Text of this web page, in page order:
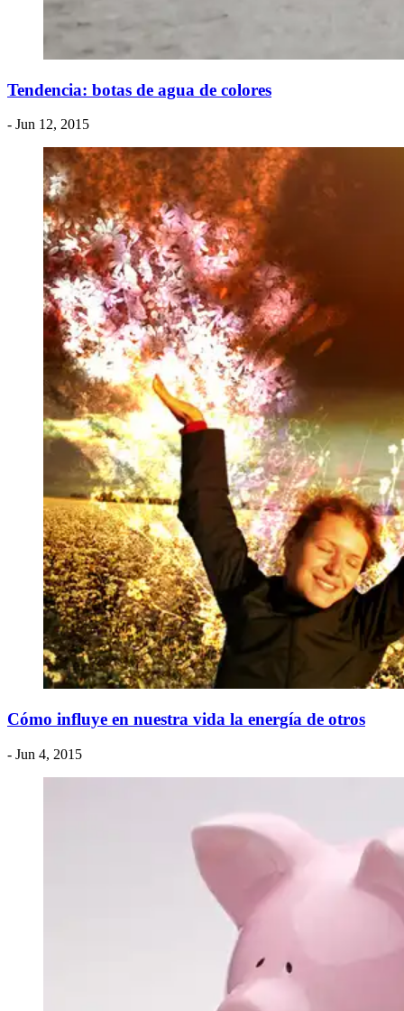
Tendencia: botas de agua de colores
- Jun 12, 2015
Cómo influye en nuestra vida la energía de otros
- Jun 4, 2015